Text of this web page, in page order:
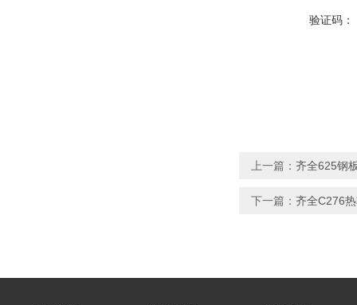
验证码：
上一篇： 齐全625钢
下一篇： 齐全C276